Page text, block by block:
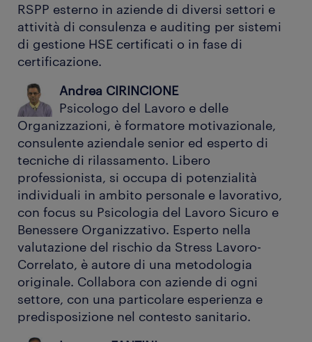
RSPP esterno in aziende di diversi settori e
attività di consulenza e auditing per sistemi
di gestione HSE certificati o in fase di
certificazione.
Andrea CIRINCIONE
Psicologo del Lavoro e delle
Organizzazioni, è formatore motivazionale,
consulente aziendale senior ed esperto di
tecniche di rilassamento. Libero
professionista, si occupa di potenzialità
individuali in ambito personale e lavorativo,
con focus su Psicologia del Lavoro Sicuro e
Benessere Organizzativo. Esperto nella
valutazione del rischio da Stress Lavoro-
Correlato, è autore di una metodologia
originale. Collabora con aziende di ogni
settore, con una particolare esperienza e
predisposizione nel contesto sanitario.